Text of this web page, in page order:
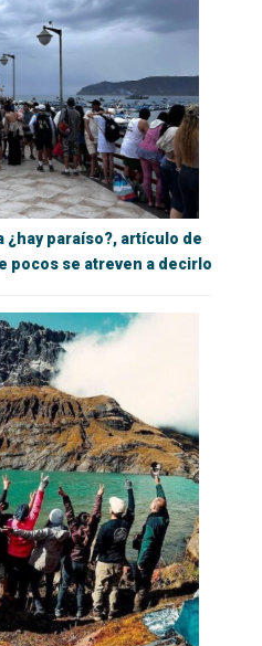
paraíso?, artículo de
pocos se atreven a decirlo